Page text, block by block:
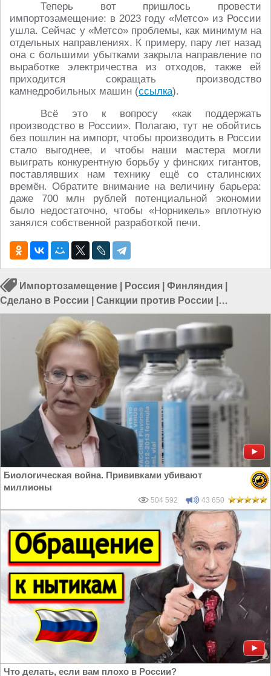
Теперь вот пришлось провести
импортозамещение: в 2023 году «Метсо» из России
ушла. Сейчас у «Метсо» проблемы, как минимум на
отдельных направлениях. К примеру, пару лет назад
она с большими убытками закрыла направление по
выработке электричества из отходов, также ей
приходится сокращать производство
камнедробильных машин (ссылка).
Всё это к вопросу «как поддержать
производство в России». Полагаю, тут не обойтись
без пошлин на импорт, чтобы производить в России
стало выгоднее, и чтобы наши мастера могли
выиграть конкурентную борьбу у финских гигантов,
поставлявших нам технику ещё со сталинских
времён. Обратите внимание на величину барьера:
даже 700 млн рублей потенциальной экономии
было недостаточно, чтобы «Норникель» вплотную
занялся собственной разработкой печи.
Импортозамещение Россия Финляндия
Сделано в России
Санкции против России
Производство в России
Биологическая война. Прививками убивают
миллионы
504 592 43 650
Что делать, если вам плохо в России?